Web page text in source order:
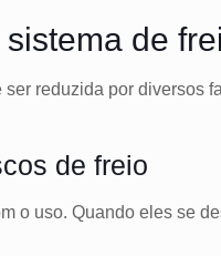
de
reduzida por
de freio
o uso. Quando eles se